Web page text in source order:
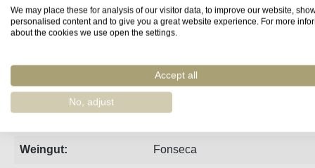
Steckbrief Produzent Bewertungen
Jahrgang: 2016
Weingut: Fonseca
We may place these for analysis of our visitor data, to improve our website,
personalised content and to give you a great website experience. For more
about the cookies we use open the settings.
Accept all
No, adjust